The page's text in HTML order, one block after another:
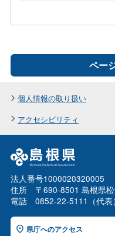
ペー
個人情報の取り扱い
アクセシビリティ
法人番号1000020320005
住所 〒690-8501 島根県
電話 0852-22-5111（代表）
県庁へのアクセス